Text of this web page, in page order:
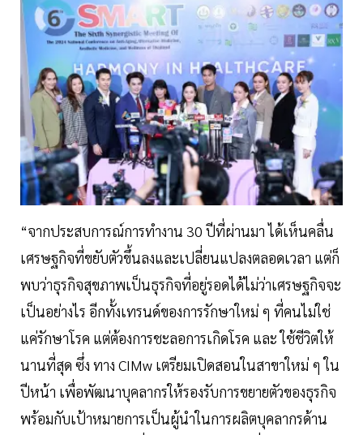
“จากประสบการณ์การทำงาน 30 ปีที่ผ่านมา ได้เห็นคลื่น
เศรษฐกิจที่ขยับตัวขึ้นลงและเปลี่ยนแปลงตลอดเวลา แต่ก็
พบว่าธุรกิจสุขภาพเป็นธุรกิจที่อยู่รอดได้ไม่ว่าเศรษฐกิจจะ
เป็นอย่างไร อีกทั้งเทรนด์ของการรักษาใหม่ ๆ ที่คนไม่ใช่
แค่รักษาโรค แต่ต้องการชะลอการเกิดโรค และ ใช้ชีวิตให้
นานที่สุด ซึ่ง ทาง CIMw เตรียมเปิดสอนในสาขาใหม่ ๆ ใน
ปีหน้า เพื่อพัฒนาบุคลากรให้รองรับการขยายตัวของธุรกิจ
พร้อมกับเป้าหมายการเป็นผู้นำในการผลิตบุคลากรด้าน